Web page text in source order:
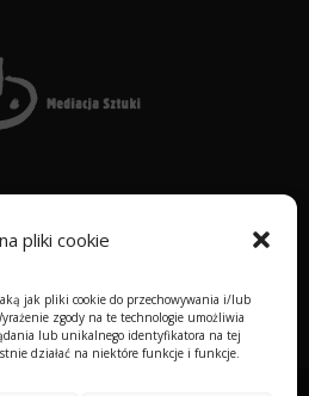
pliki cookie
jak pliki cookie do przechowywania i/lub
zgody na te technologie umożliwia
lub unikalnego identyfikatora na tej
działać na niektóre funkcje i funkcje.